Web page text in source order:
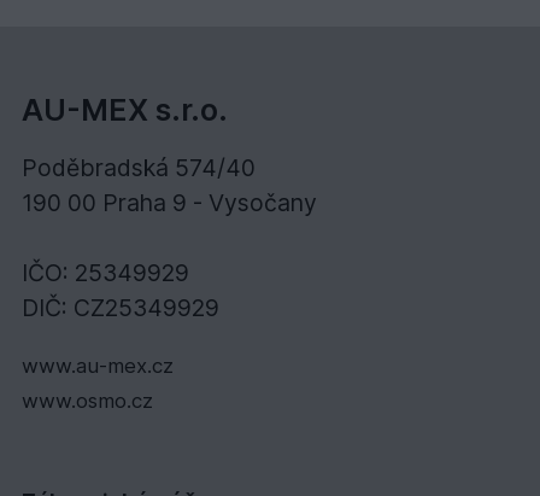
AU-MEX s.r.o.
Poděbradská 574/40
190 00 Praha 9 - Vysočany
IČO: 25349929
DIČ: CZ25349929
www.au-mex.cz
www.osmo.cz